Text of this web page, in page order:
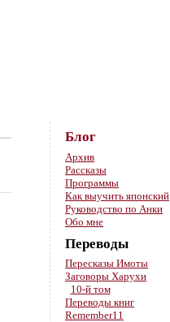
Блог
Архив
Рассказы
Программы
Как выучить японский
Руководство по Анки
Обо мне
Переводы
Пересказы Имоты
Заговоры Харухи
10-й том
Переводы книг
Remember11